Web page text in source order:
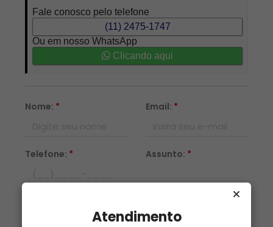
Atendimento
Fale conosco pelo telefone
(11) 2475-1747
Ou em nosso WhatsApp
Clicando aqui
Nome: * Email: *
Telefone: * Assunto: *